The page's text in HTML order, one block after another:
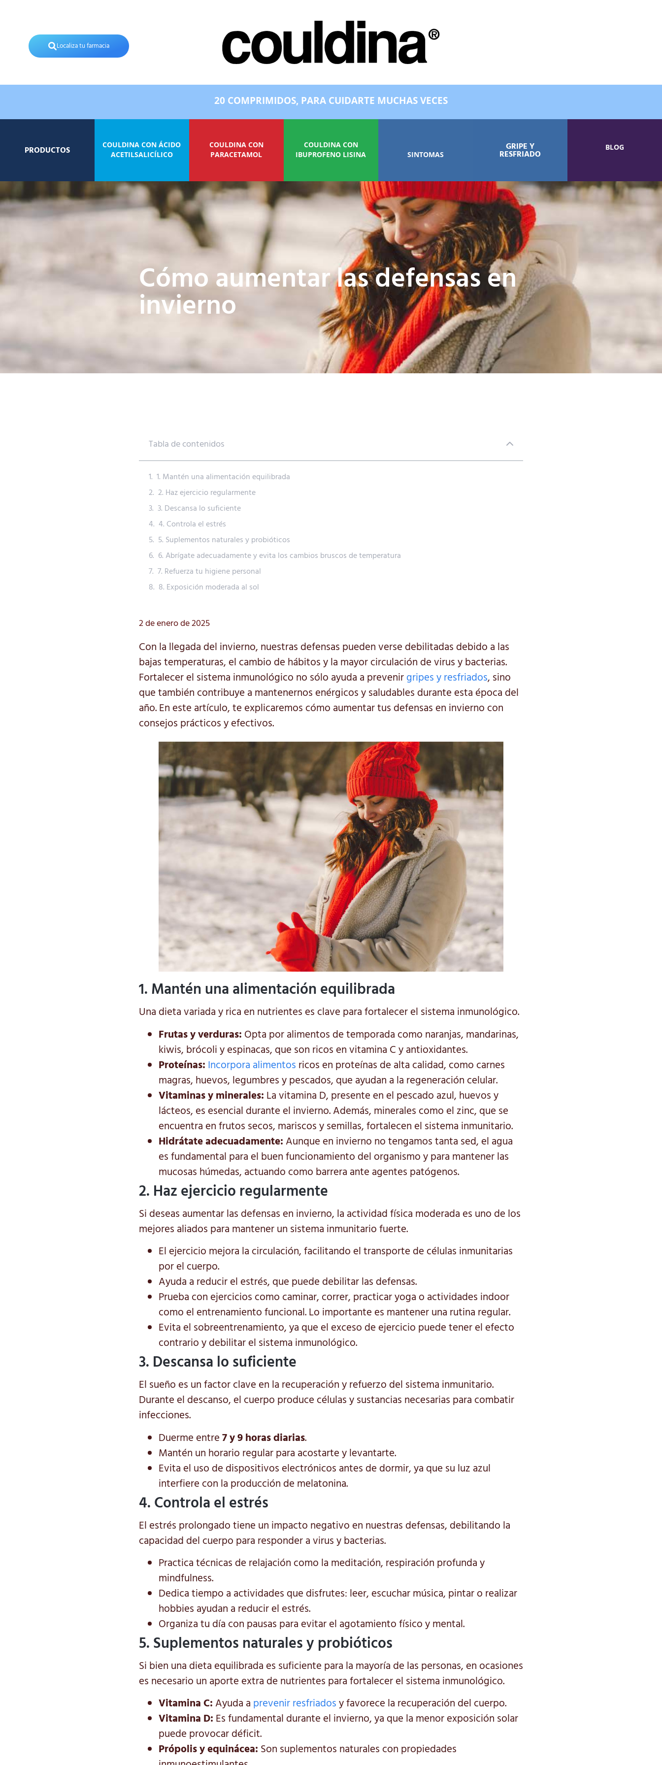
Localiza tu farmacia
20 COMPRIMIDOS, PARA CUIDARTE MUCHAS VECES
PRODUCTOS
COULDINA CON ÁCIDO
ACETILSALICÍLICO
COULDINA CON
PARACETAMOL
COULDINA CON
IBUPROFENO LISINA
SINTOMAS
GRIPE Y
RESFRIADO
BLOG
Cómo aumentar las defensas en
invierno
Tabla de contenidos
1. Mantén una alimentación equilibrada
2. Haz ejercicio regularmente
3. Descansa lo suficiente
4. Controla el estrés
5. Suplementos naturales y probióticos
6. Abrígate adecuadamente y evita los cambios bruscos de temperatura
7. Refuerza tu higiene personal
8. Exposición moderada al sol
2 de enero de 2025
Con la llegada del invierno, nuestras defensas pueden verse debilitadas debido a las
bajas temperaturas, el cambio de hábitos y la mayor circulación de virus y bacterias.
Fortalecer el sistema inmunológico no sólo ayuda a prevenirgripes y resfriados, sino
que también contribuye a mantenernos enérgicos y saludables durante esta época del
año. En este artículo, te explicaremos cómo aumentar tus defensas en invierno con
consejos prácticos y efectivos.
1. Mantén una alimentación equilibrada
Una dieta variada y rica en nutrientes es clave para fortalecer el sistema inmunológico.
Frutas y verduras: Opta por alimentos de temporada como naranjas, mandarinas,
kiwis, brócoli y espinacas, que son ricos en vitamina C y antioxidantes.
Proteínas: Incorpora alimentos ricos en proteínas de alta calidad, como carnes
magras, huevos, legumbres y pescados, que ayudan a la regeneración celular.
Vitaminas y minerales: La vitamina D, presente en el pescado azul, huevos y
lácteos, es esencial durante el invierno. Además, minerales como el zinc, que se
encuentra en frutos secos, mariscos y semillas, fortalecen el sistema inmunitario.
Hidrátate adecuadamente: Aunque en invierno no tengamos tanta sed, el agua
es fundamental para el buen funcionamiento del organismo y para mantener las
mucosas húmedas, actuando como barrera ante agentes patógenos.
2. Haz ejercicio regularmente
Si deseas aumentar las defensas en invierno, la actividad física moderada es uno de los
mejores aliados para mantener un sistema inmunitario fuerte.
El ejercicio mejora la circulación, facilitando el transporte de células inmunitarias
por el cuerpo.
Ayuda a reducir el estrés, que puede debilitar las defensas.
Prueba con ejercicios como caminar, correr, practicar yoga o actividades indoor
como el entrenamiento funcional. Lo importante es mantener una rutina regular.
Evita el sobreentrenamiento, ya que el exceso de ejercicio puede tener el efecto
contrario y debilitar el sistema inmunológico.
3. Descansa lo suficiente
El sueño es un factor clave en la recuperación y refuerzo del sistema inmunitario.
Durante el descanso, el cuerpo produce células y sustancias necesarias para combatir
infecciones.
Duerme entre7 y 9 horas diarias.
Mantén un horario regular para acostarte y levantarte.
Evita el uso de dispositivos electrónicos antes de dormir, ya que su luz azul
interfiere con la producción de melatonina.
4. Controla el estrés
El estrés prolongado tiene un impacto negativo en nuestras defensas, debilitando la
capacidad del cuerpo para responder a virus y bacterias.
Practica técnicas de relajación como la meditación, respiración profunda y
mindfulness.
Dedica tiempo a actividades que disfrutes: leer, escuchar música, pintar o realizar
hobbies ayudan a reducir el estrés.
Organiza tu día con pausas para evitar el agotamiento físico y mental.
5. Suplementos naturales y probióticos
Si bien una dieta equilibrada es suficiente para la mayoría de las personas, en ocasiones
es necesario un aporte extra de nutrientes para fortalecer el sistema inmunológico.
Vitamina C: Ayuda a prevenir resfriadosy favorece la recuperación del cuerpo.
Vitamina D: Es fundamental durante el invierno, ya que la menor exposición solar
puede provocar déficit.
Própolis y equinácea: Son suplementos naturales con propiedades